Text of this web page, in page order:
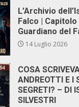
L’Archivio
Falco | Capitolo
Guardiano del
14 Luglio 2026
COSA
ANDREOTTI E I
SEGRETI? – DI
SILVESTRI